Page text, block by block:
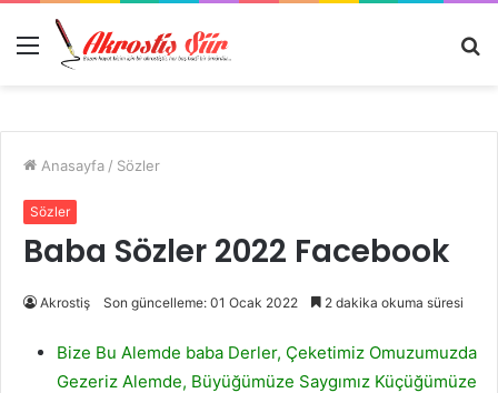
Menü
Anasayfa / Sözler
Sözler
Baba Sözler 2022 Facebook
Akrostiş Son güncelleme: 01 Ocak 2022 2 dakika okuma süresi
Bize Bu Alemde baba Derler, Çeketimiz Omuzumuzda
Gezeriz Alemde, Büyüğümüze Saygımız Küçüğümüze